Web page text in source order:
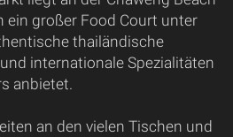
ein großer Food Court unter
thailändische
internationale Spezialitäten
anbietet.
an den vielen Tischen und